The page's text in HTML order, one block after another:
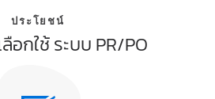
ประโยชน์
อกใช้ ระบบ PR/PO